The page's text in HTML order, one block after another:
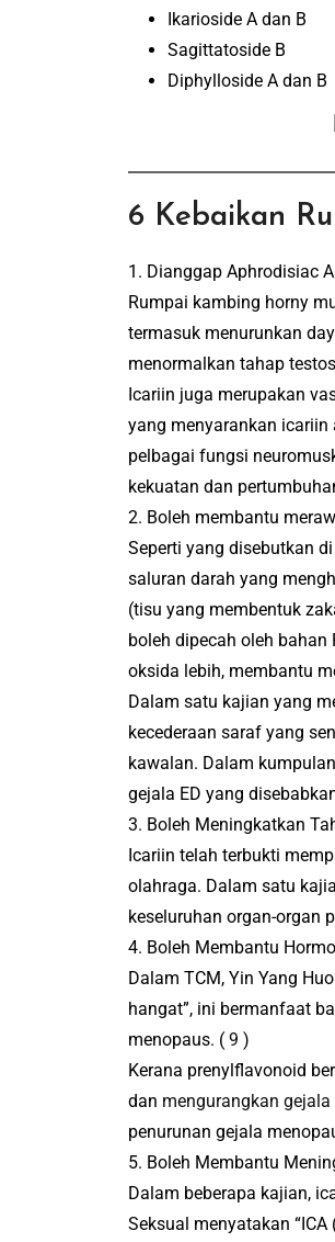
Ikarioside A dan B
Sagittatoside B
Diphylloside A dan B
6 Kebaikan
1. Dianggap Aphrodisiac
Rumpai kambing horny
termasuk menurunkan
menormalkan tahap
Icariin juga merupakan
yang menyarankan icariin
pelbagai fungsi
kekuatan dan
2. Boleh membantu
Seperti yang disebutkan
saluran darah yang
(tisu yang membentuk
boleh dipecah oleh bahan
oksida lebih, membantu
Dalam satu kajian yang
kecederaan saraf yang
kawalan. Dalam
gejala ED yang
3. Boleh Meningkatkan
Icariin telah terbukti
olahraga. Dalam satu
keseluruhan organ-organ
4. Boleh Membantu
Dalam TCM, Yin Yang
hangat”, ini bermanfaat
menopaus. ( 9 )
Kerana prenylflavonoid
dan mengurangkan
penurunan gejala
5. Boleh Membantu
Dalam beberapa kajian,
Seksual menyatakan